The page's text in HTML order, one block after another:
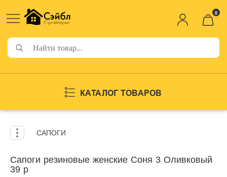
0
КАТАЛОГ ТОВАРОВ
САПОГИ
Сапоги резиновые женские Соня 3 Оливковый
39 р